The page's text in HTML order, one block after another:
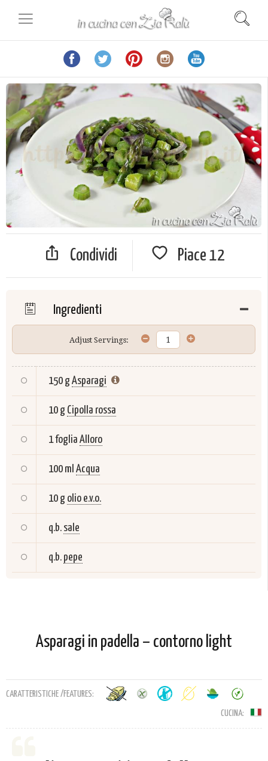
Condividi Piace 12
Ingredienti
Adjust Servings:
150 gAsparagi
10 g Cipolla rossa
1 foglia Alloro
100 ml Acqua
10 g olio e.v.o.
q.b. sale
q.b. pepe
Asparagi in padella – contorno light
CARATTERISTICHE /FEATURES:
CUCINA: